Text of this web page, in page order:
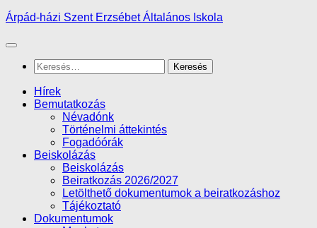
Skip
content
Árpád-házi Szent Erzsébet Általános Iskola
Keresés:
Hírek
Bemutatkozás
Névadónk
Történelmi áttekintés
Fogadóórák
Beiskolázás
Beiskolázás
Beiratkozás 2026/2027
Letölthető dokumentumok a beiratkozáshoz
Tájékoztató
Dokumentumok